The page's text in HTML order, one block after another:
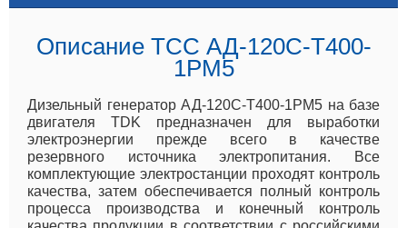
Описание ТСС АД-120С-Т400-
1РМ5
Дизельный генератор АД-120С-Т400-1РМ5 на базе
двигателя TDK предназначен для выработки
электроэнергии прежде всего в качестве
резервного источника электропитания. Все
комплектующие электростанции проходят контроль
качества, затем обеспечивается полный контроль
процесса производства и конечный контроль